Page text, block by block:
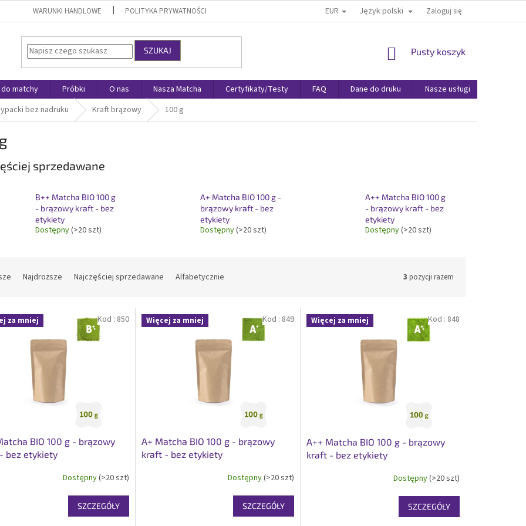
WARUNKI HANDLOWE POLITYKA PRYWATNOŚCI EUR Język polski Zaloguj się
SZUKAJ KOSZYK
Pusty koszyk
matchy Próbki O nas Nasza Matcha Certyfikaty/Testy FAQ Dane do druku Nasze usługi
bez nadruku Kraft brązowy 100 g
sprzedawane
B++ Matcha BIO 100 g
- brązowy kraft - bez
etykiety
Dostępny(>20 szt)
A+ Matcha BIO 100 g -
brązowy kraft - bez
etykiety
Dostępny(>20 szt)
A++ Matcha BIO 100 g
- brązowy kraft - bez
etykiety
Dostępny(>20 szt)
Najdroższe Najczęściej sprzedawane Alfabetycznie 3 pozycji razem
za mniej
BIO 100 g - brązowy
bez etykiety
Dostępny(>20 szt)
SZCZEGÓŁY
Kod : 850 Więcej za mniej
A+ Matcha BIO 100 g - brązowy
kraft - bez etykiety
Dostępny(>20 szt)
SZCZEGÓŁY
Kod : 849 Więcej za mniej
A++ Matcha BIO 100 g - brązowy
kraft - bez etykiety
Dostępny(>20 szt)
SZCZEGÓŁY
Kod : 848